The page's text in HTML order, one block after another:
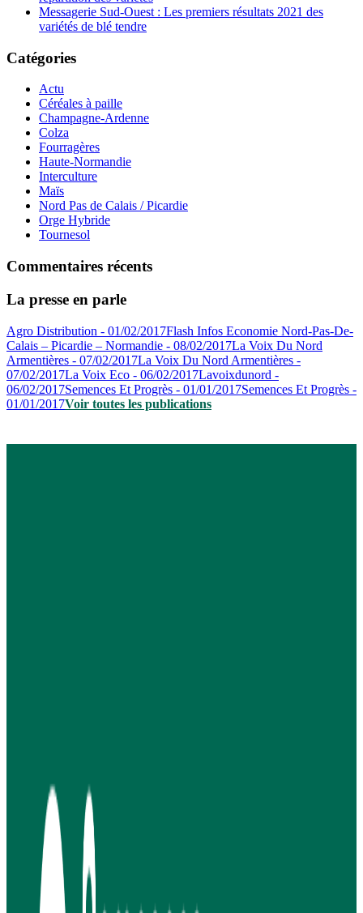
Messagerie Sud-Ouest : Les premiers résultats 2021 des
variétés de blé tendre
Catégories
Actu
Céréales à paille
Champagne-Ardenne
Colza
Fourragères
Haute-Normandie
Interculture
Maïs
Nord Pas de Calais / Picardie
Orge Hybride
Tournesol
Commentaires récents
La presse en parle
Agro Distribution - 01/02/2017Flash Infos Economie Nord-Pas-De-
Calais – Picardie – Normandie - 08/02/2017La Voix Du Nord
Armentières - 07/02/2017La Voix Du Nord Armentières -
07/02/2017La Voix Eco - 06/02/2017Lavoixdunord -
06/02/2017Semences Et Progrès - 01/01/2017Semences Et Progrès -
01/01/2017Voir toutes les publications